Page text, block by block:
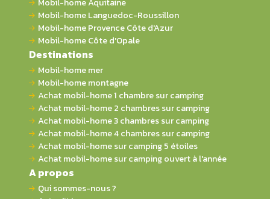
Mobil-home Languedoc-Roussillon
Mobil-home Provence Côte d'Azur
Mobil-home Côte d'Opale
Destinations
Mobil-home mer
Mobil-home montagne
Achat mobil-home 1 chambre sur camping
Achat mobil-home 2 chambres sur camping
Achat mobil-home 3 chambres sur camping
Achat mobil-home 4 chambres sur camping
Achat mobil-home sur camping 5 étoiles
Achat mobil-home sur camping ouvert à l'année
A propos
Qui sommes-nous ?